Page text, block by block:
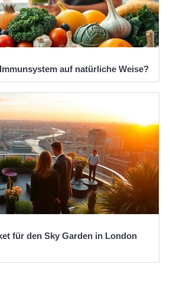
auf natürliche Weise?
für den Sky Garden in London